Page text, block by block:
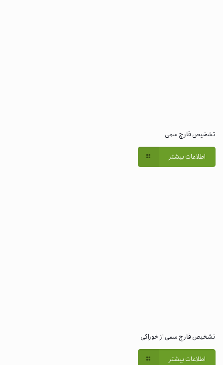
تشخیص قارچ سمی
اطلاعات بیشتر
تشخیص قارچ سمی از خوراکی
اطلاعات بیشتر